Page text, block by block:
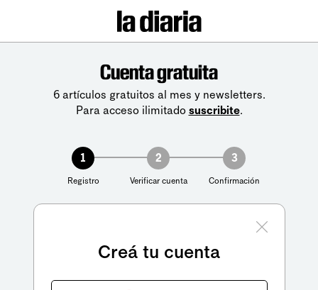
Cuenta gratuita
6 artículos gratuitos al mes y newsletters.
Para acceso ilimitado suscribite.
1
Registro
2
Verificar cuenta
3
Confirmación
Creá tu cuenta